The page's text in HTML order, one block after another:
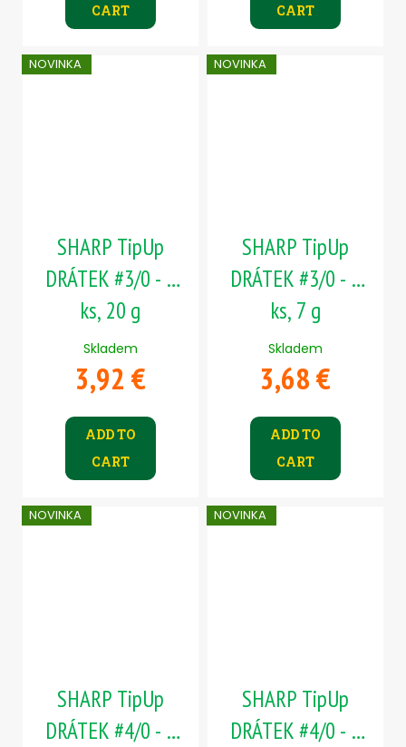
CART
CART
NOVINKA
SHARP TipUp
DRÁTEK #3/0 - 5
ks, 20 g
Skladem
3,92 €
ADD TO
CART
NOVINKA
SHARP TipUp
DRÁTEK #3/0 - 5
ks, 7 g
Skladem
3,68 €
ADD TO
CART
NOVINKA
SHARP TipUp
DRÁTEK #4/0 - 5
NOVINKA
SHARP TipUp
DRÁTEK #4/0 - 5